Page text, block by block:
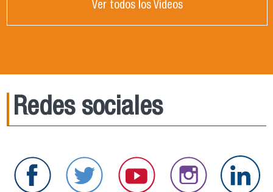
Ver todos los Videos
Redes sociales